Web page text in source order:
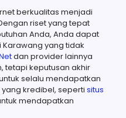
berkualitas menjadi
riset yang tepat
Anda, Anda dapat
yang tidak
dan provider lainnya
tetapi keputusan akhir
selalu mendapatkan
kredibel, seperti situs
mendapatkan